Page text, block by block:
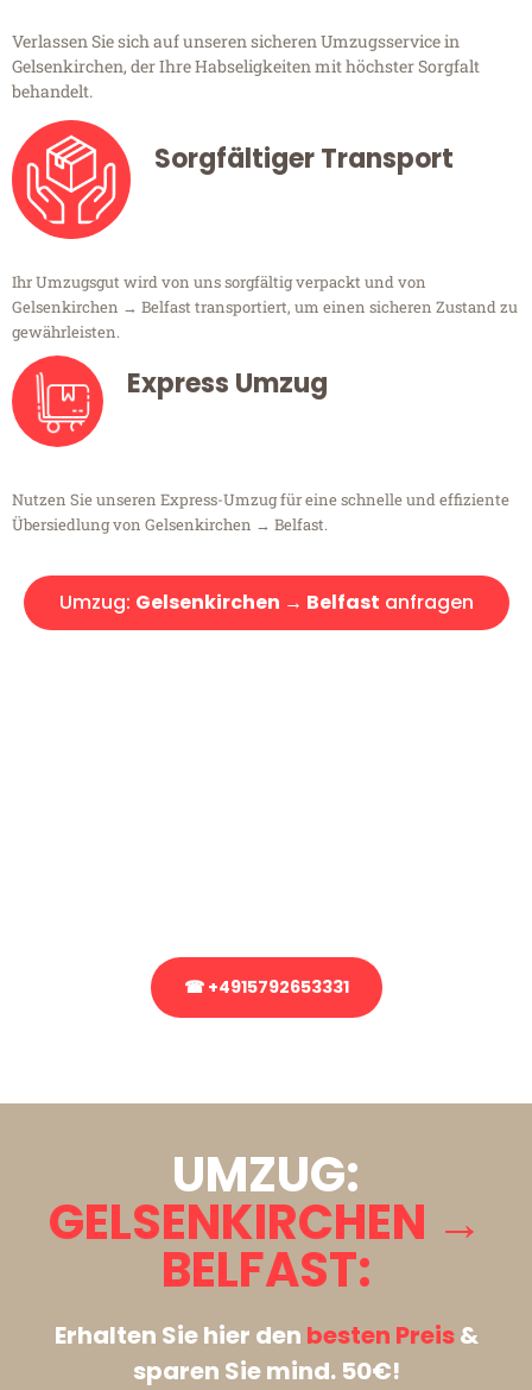
Verlassen Sie sich auf unseren sicheren Umzugsservice in
Gelsenkirchen, der Ihre Habseligkeiten mit höchster Sorgfalt
behandelt.
Sorgfältiger Transport
Ihr Umzugsgut wird von uns sorgfältig verpackt und von
Gelsenkirchen → Belfast transportiert, um einen sicheren Zustand zu
gewährleisten.
Express Umzug
Nutzen Sie unseren Express-Umzug für eine schnelle und effiziente
Übersiedlung von Gelsenkirchen → Belfast.
Umzug: Gelsenkirchen → Belfast anfragen
☎ +4915792653331
UMZUG:
GELSENKIRCHEN →
BELFAST:
Erhalten Sie hier den besten Preis&
sparen Sie mind. 50€!